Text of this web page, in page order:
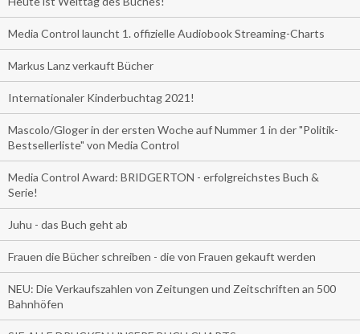
Media Control launcht 1. offizielle Audiobook Streaming-Charts
Markus Lanz verkauft Bücher
Internationaler Kinderbuchtag 2021!
Mascolo/Gloger in der ersten Woche auf Nummer 1 in der "Politik-
Bestsellerliste" von Media Control
Media Control Award: BRIDGERTON - erfolgreichstes Buch &
Serie!
Juhu - das Buch geht ab
Frauen die Bücher schreiben - die von Frauen gekauft werden
NEU: Die Verkaufszahlen von Zeitungen und Zeitschriften an 500
Bahnhöfen